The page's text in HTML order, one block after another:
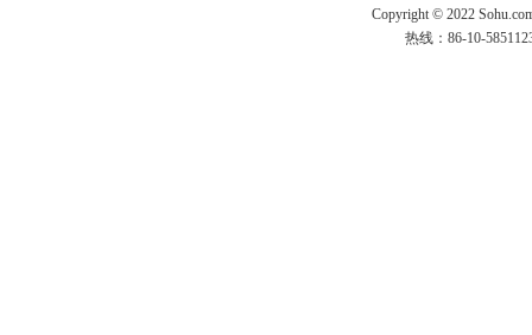
Copyright © 2022
热线：86-10-